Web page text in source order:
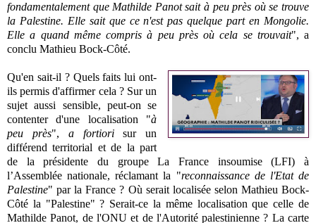
fondamentalement que Mathilde Panot sait à peu près où se trouve
la Palestine. Elle sait que ce n'est pas quelque part en Mongolie.
Elle a quand même compris à peu près où cela se trouvait", a
conclu Mathieu Bock-Côté.
Qu'en sait-il ? Quels faits lui ont-
ils permis d'affirmer cela ? Sur un
sujet aussi sensible, peut-on se
contenter d'une localisation "à
peu près", a fortiorisur un
différend territorial et de la part
de laprésidente du groupeLa France insoumise (LFI)à
l’Assemblée nationale, réclamant la "reconnaissance de l'Etat de
Palestine" par la France ? Où serait localisée selon Mathieu Bock-
Côté la "Palestine" ? Serait-ce la même localisation que celle de
Mathilde Panot, de l'ONU et de l'Autorité palestinienne ? La carte